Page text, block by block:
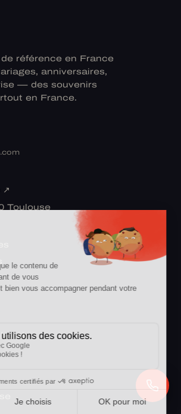
référence en France
anniversaires,
— des souvenirs
en France.
↗
Toulouse